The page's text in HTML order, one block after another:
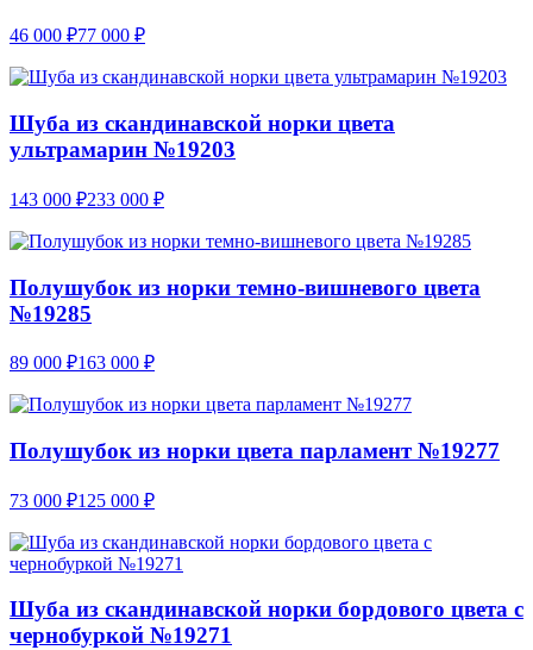
46 000 ₽77 000 ₽
Шуба из скандинавской норки цвета
ультрамарин №19203
143 000 ₽233 000 ₽
Полушубок из норки темно-вишневого цвета
№19285
89 000 ₽163 000 ₽
Полушубок из норки цвета парламент №19277
73 000 ₽125 000 ₽
Шуба из скандинавской норки бордового цвета с
чернобуркой №19271